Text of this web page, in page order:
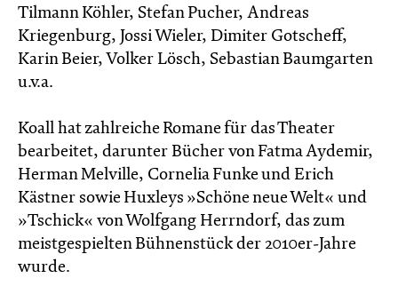
Tilmann Köhler, Stefan Pucher, Andreas
Kriegenburg, Jossi Wieler, Dimiter Gotscheff,
Karin Beier, Volker Lösch, Sebastian Baumgarten
u.v.a.
Koall hat zahlreiche Romane für das Theater
bearbeitet, darunter Bücher von Fatma Aydemir,
Herman Melville, Cornelia Funke und Erich
Kästner sowie Huxleys »Schöne neue Welt« und
»Tschick« von Wolfgang Herrndorf, das zum
meistgespielten Bühnenstück der 2010er-Jahre
wurde.